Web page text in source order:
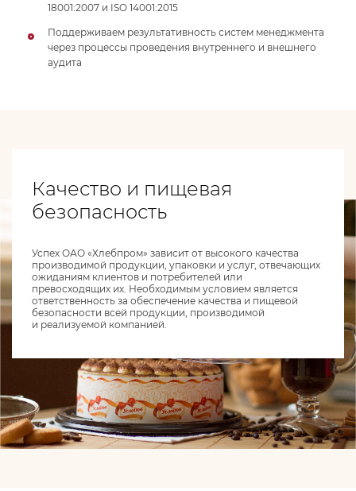
18001:2007 и ISO 14001:2015
Поддерживаем результативность систем менеджмента
через процессы проведения внутреннего и внешнего
аудита
Качество и пищевая
безопасность
Успех ОАО «Хлебпром» зависит от высокого качества
производимой продукции, упаковки и услуг, отвечающих
ожиданиям клиентов и потребителей или
превосходящих их. Необходимым условием является
ответственность за обеспечение качества и пищевой
безопасности всей продукции, производимой
и реализуемой компанией.